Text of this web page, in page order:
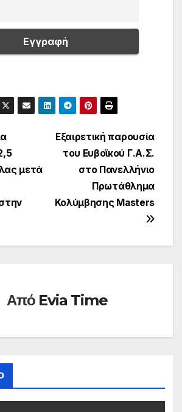
Εξαιρετική παρουσία
του Ευβοϊκού Γ.Α.Σ.
στο Πανελλήνιο
Πρωτάθλημα
Κολύμβησης Masters
μετά
Από Evia Time